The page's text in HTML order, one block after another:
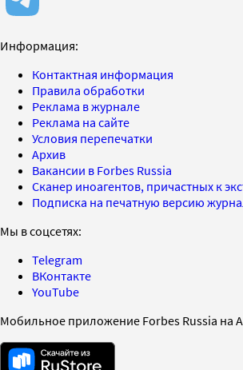
Информация:
Контактная информация
Правила обработки
Реклама в журнале
Реклама на сайте
Условия перепечатки
Архив
Вакансии в Forbes Russia
Сканер иноагентов, причастных к
Подписка на печатную версию
Мы в соцсетях:
Telegram
ВКонтакте
YouTube
Мобильное приложение Forbes Russia на